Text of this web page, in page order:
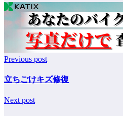
Previous post
立ちごけキズ修復
Next post